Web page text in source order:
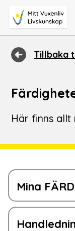
Tillbaka
Här finns allt
Mina